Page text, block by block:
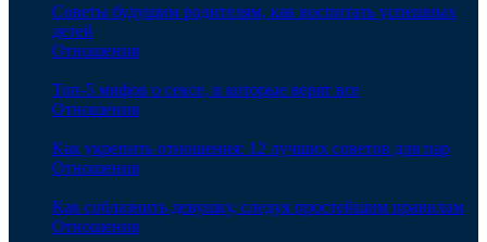
Советы будущим родителям, как воспитать успешных
детей
Отношения
Топ-5 мифов о сексе, в которые верят все
Отношения
Как укрепить отношения: 12 лучших советов для пар
Отношения
Как соблазнить девушку, следуя простейшим правилам
Отношения